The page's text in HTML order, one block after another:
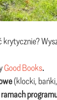
krytycznie?
Good Books.
(klocki,